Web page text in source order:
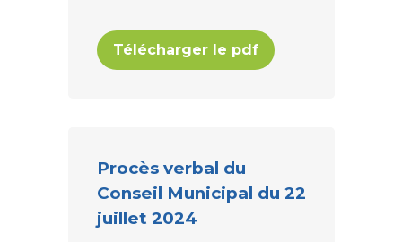
Télécharger le pdf
Procès verbal du
Conseil Municipal du 22
juillet 2024